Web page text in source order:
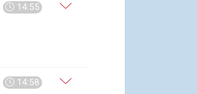
14:55
14:58